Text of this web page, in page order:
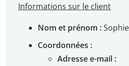
Informations sur le client
Nom et prénom :
Coordonnées :
Adresse e-mail :